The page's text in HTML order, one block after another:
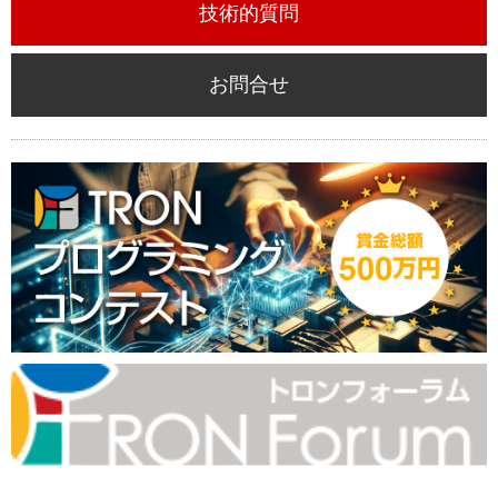
技術的質問
お問合せ